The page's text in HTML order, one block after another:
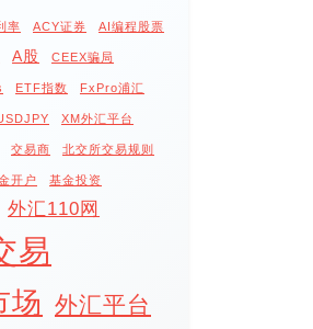
率 ACY证券 AI编程股票
A股 CEEX骗局
ETF指数 FxPro浦汇
XM外汇平台
交易商 北交所交易规则
开户 基金投资
外汇110网
易
场 外汇平台